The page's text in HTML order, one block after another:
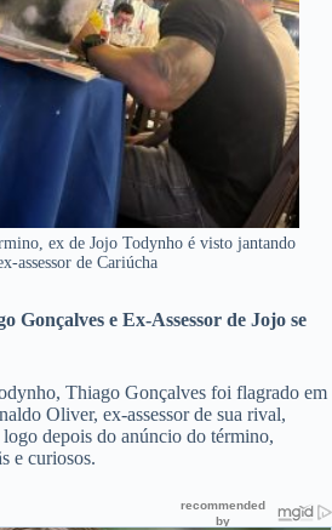
ex de Jojo Todynho é visto jantando
assessor de Cariúcha
Gonçalves e Ex-Assessor de Jojo se
Thiago Gonçalves foi flagrado em
Oliver, ex-assessor de sua rival,
depois do anúncio do término,
e curiosos.